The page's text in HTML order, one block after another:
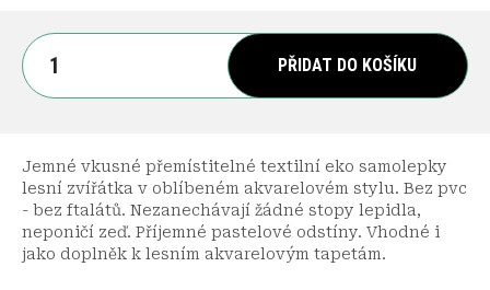
PŘIDAT DO KOŠÍKU
Jemné vkusné přemístitelné textilní eko samolepky
lesní zvířátka v oblíbeném akvarelovém stylu. Bez pvc
- bez ftalátů. Nezanechávají žádné stopy lepidla,
neponičí zeď. Příjemné pastelové odstíny. Vhodné i
jako doplněk k lesním akvarelovým tapetám.